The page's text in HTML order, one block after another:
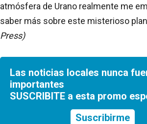
atmósfera de Urano realmente me
saber más sobre este misterioso
Press)
Las noticias locales nunca
importantes
SUSCRIBITE a esta promo
Suscribirme